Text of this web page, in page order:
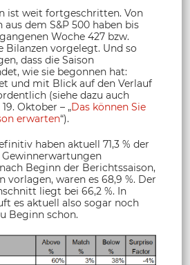
ist weit fortgeschritten. Von
dem S&P 500 haben bis
Woche 427 bzw.
Bilanzen vorgelegt. Und so
dass die Saison
wie sie begonnen hat:
und mit Blick auf den Verlauf
(siehe dazu auch
Oktober – „Das können Sie
erwarten“).
haben aktuell 71,3 % der
Beginn der Berichtssaison,
vorlagen, waren es 68,9 %. Der
liegt bei 66,2 %. In
es aktuell also sogar noch
Beginn schon.